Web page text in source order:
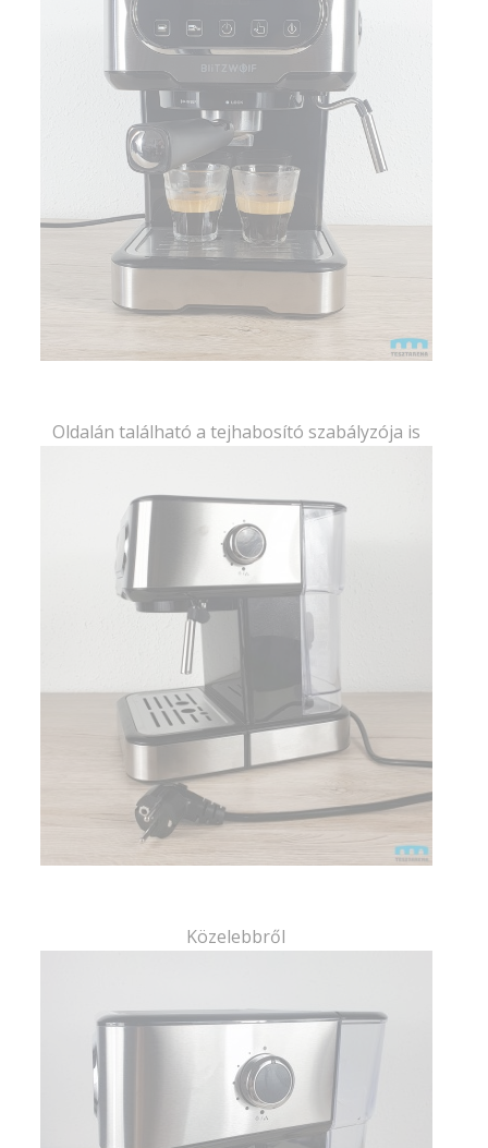
Oldalán található a tejhabosító szabályzója is
Közelebbről